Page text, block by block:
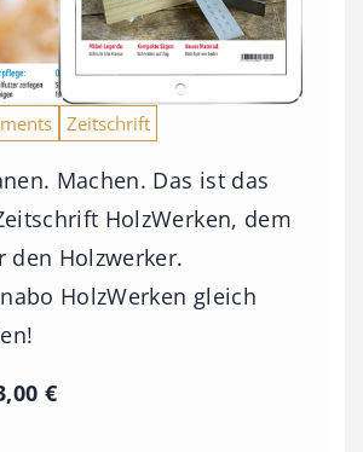
Zeitschrift
Machen. Das ist das
HolzWerken, dem
den Holzwerker.
HolzWerken gleich
€P